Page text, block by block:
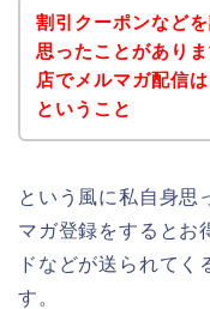
割引クーポンなど
思ったことがあり
店でメルマガ配信
ということ
という風に私自身思
マガ登録をするとお
ドなどが送られて
す。